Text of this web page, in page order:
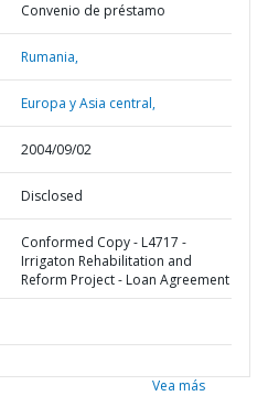
Convenio de préstamo
Rumania,
Europa y Asia central,
2004/09/02
Disclosed
Conformed Copy - L4717 -
Irrigaton Rehabilitation and
Reform Project - Loan Agreement
Vea más